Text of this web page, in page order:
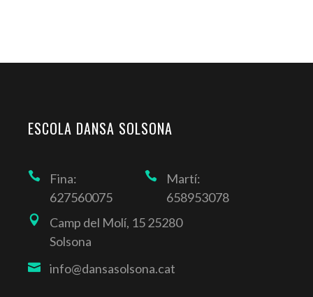
ESCOLA DANSA SOLSONA
Fina:
627560075
Martí:
658953078
Camp del Molí, 15 25280
Solsona
info@dansasolsona.cat